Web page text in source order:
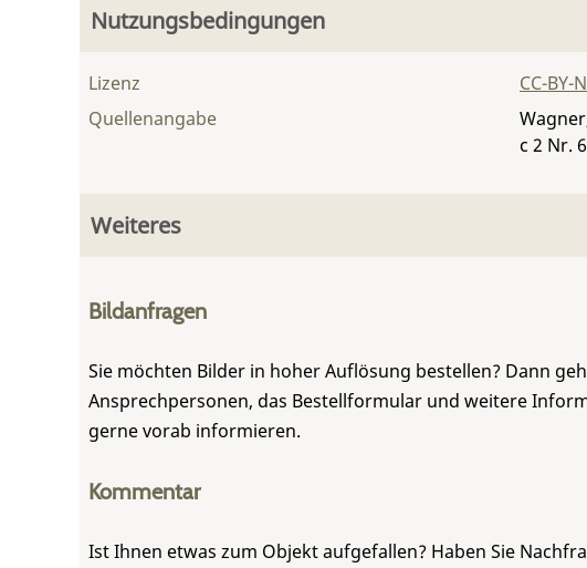
Nutzungsbedingungen
Lizenz
CC-BY-
Quellenangabe
c 2 Nr.
Weiteres
Bildanfragen
Sie möchten Bilder in hoher Auflösung bestellen? Dann
Ansprechpersonen, das Bestellformular und weitere
gerne vorab informieren.
Kommentar
Ist Ihnen etwas zum Objekt aufgefallen? Haben Sie